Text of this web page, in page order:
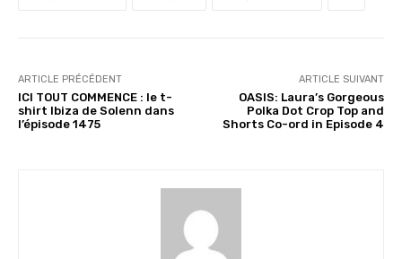
ARTICLE PRÉCÉDENT
ICI TOUT COMMENCE : le t-
shirt Ibiza de Solenn dans
l’épisode 1475
ARTICLE SUIVANT
OASIS: Laura’s Gorgeous
Polka Dot Crop Top and
Shorts Co-ord in Episode 4